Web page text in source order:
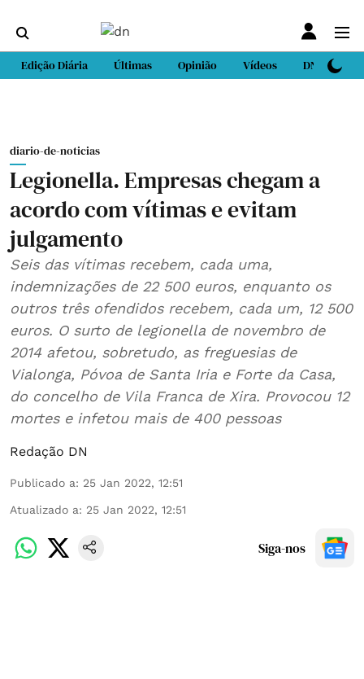
Edição Diária Últimas Opinião Vídeos DN Sport
diario-de-noticias
Legionella. Empresas chegam a
acordo com vítimas e evitam
julgamento
Seis das vítimas recebem, cada uma,
indemnizações de 22 500 euros, enquanto os
outros três ofendidos recebem, cada um, 12 500
euros. O surto de legionella de novembro de
2014 afetou, sobretudo, as freguesias de
Vialonga, Póvoa de Santa Iria e Forte da Casa,
do concelho de Vila Franca de Xira. Provocou 12
mortes e infetou mais de 400 pessoas
Redação DN
Publicado a: 25 Jan 2022, 12:51
Atualizado a: 25 Jan 2022, 12:51
Siga-nos